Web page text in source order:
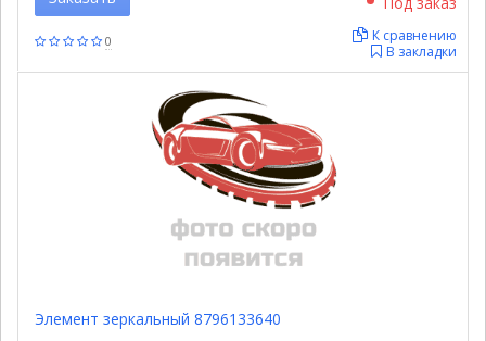
0
В закладки
К сравнению
Элемент зеркальный 8796133640